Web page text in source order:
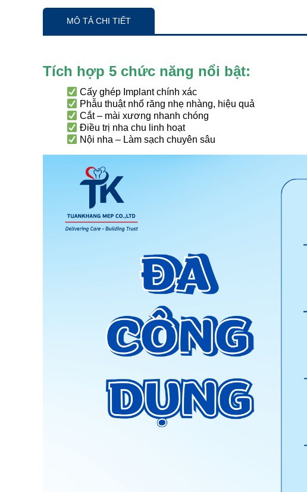
MÔ TẢ CHI TIẾT
Tích hợp 5 chức năng nổi bật:
Cấy ghép Implant chính xác
Phẫu thuật nhổ răng nhẹ nhàng, hiệu quả
Cắt – mài xương nhanh chóng
Điều trị nha chu linh hoạt
Nội nha – Làm sạch chuyên sâu